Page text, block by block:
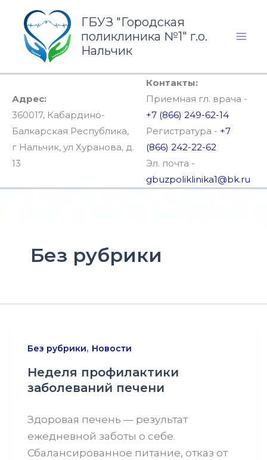
Перейти
содержимому
ГБУЗ "Городская
поликлиника №1" г.о.
Нальчик
Адрес:
360017, Кабардино-
Балкарская Республика,
г Нальчик, ул Хуранова, д.
13
Контакты:
Приемная гл. врача -
+7 (866) 249-62-14
Регистратура - +7
(866) 242-22-62
Эл. почта -
gbuzpoliklinika1@bk.ru
Без рубрики
Без рубрики, Новости
Неделя профилактики
заболеваний печени
Здоровая печень — результат
ежедневной заботы о себе.
Сбалансированное питание, отказ от